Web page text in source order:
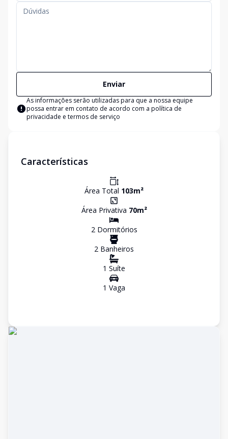
Enviar
As informações serão utilizadas para que a nossa equipe
possa entrar em contato de acordo com a política de
privacidade e termos de serviço
Características
Área Total 103m²
Área Privativa 70m²
2Dormitórios
2 Banheiros
1 Suíte
1 Vaga